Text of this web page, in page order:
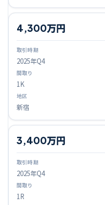
2025年Q4
4,300万円
1K
新宿
2025年Q4
3,400万円
1R